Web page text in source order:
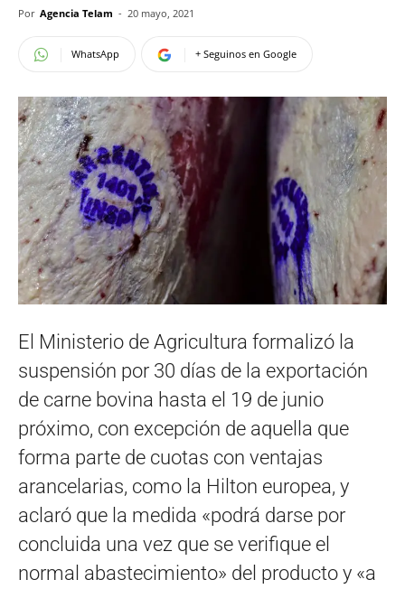
Por Agencia Telam - 20 mayo, 2021
WhatsApp + Seguinos en Google
El Ministerio de Agricultura formalizó la
suspensión por 30 días de la exportación
de carne bovina hasta el 19 de junio
próximo, con excepción de aquella que
forma parte de cuotas con ventajas
arancelarias, como la Hilton europea, y
aclaró que la medida «podrá darse por
concluida una vez que se verifique el
normal abastecimiento» del producto y «a